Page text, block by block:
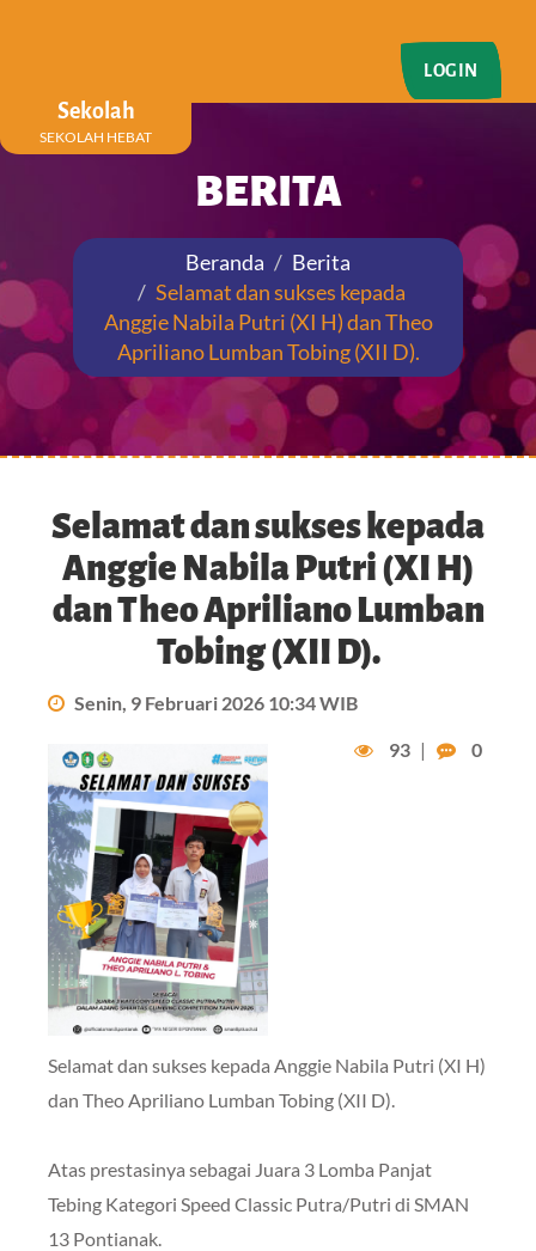
LOGIN
Sekolah
SEKOLAH HEBAT
BERITA
Beranda
Berita
Selamat dan sukses kepada
Anggie Nabila Putri (XI H) dan Theo
Apriliano Lumban Tobing (XII D).
Selamat dan sukses kepada
Anggie Nabila Putri (XI H)
dan Theo Apriliano Lumban
Tobing (XII D).
Senin, 9 Februari 2026 10:34 WIB
93 | 0
Selamat dan sukses kepada Anggie Nabila Putri (XI H)
dan Theo Apriliano Lumban Tobing (XII D).
Atas prestasinya sebagai Juara 3 Lomba Panjat
Tebing Kategori Speed Classic Putra/Putri di SMAN
13 Pontianak.